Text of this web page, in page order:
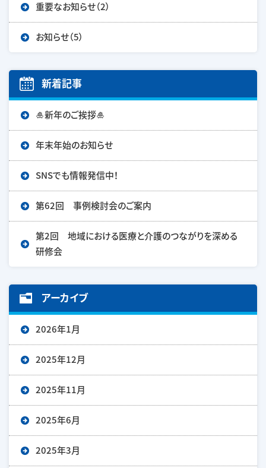
重要なお知らせ（2）
お知らせ（5）
新着記事
🎍新年のご挨拶🎍
年末年始のお知らせ
SNSでも情報発信中！
第62回 事例検討会のご案内
第2回 地域における医療と介護のつながりを深める
研修会
アーカイブ
2026年1月
2025年12月
2025年11月
2025年6月
2025年3月